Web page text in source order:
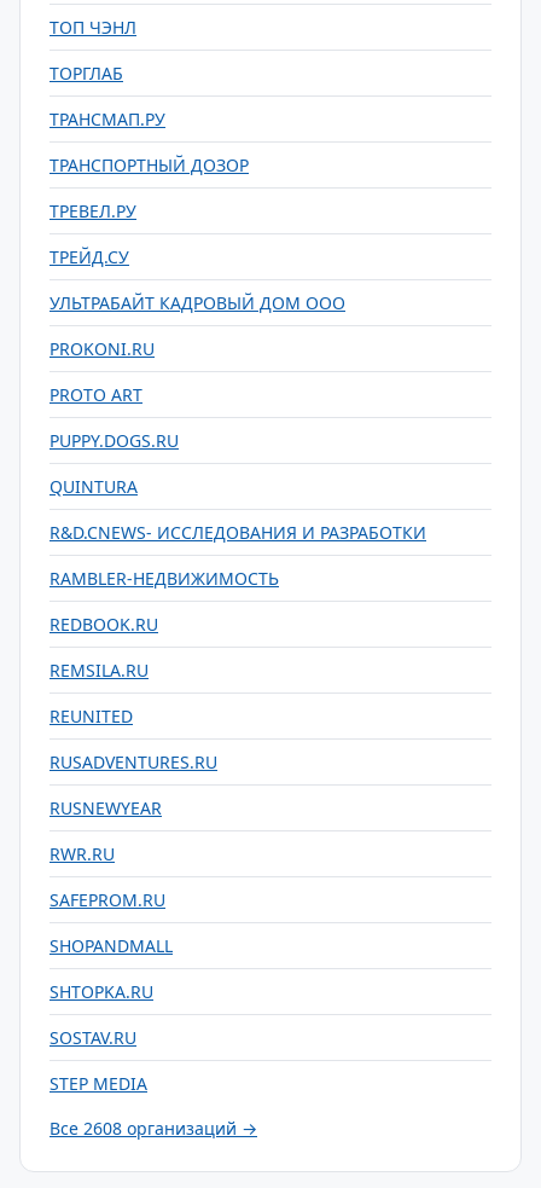
ТОП ЧЭНЛ
ТОРГЛАБ
ТРАНСМАП.РУ
ТРАНСПОРТНЫЙ ДОЗОР
ТРЕВЕЛ.РУ
ТРЕЙД.СУ
УЛЬТРАБАЙТ КАДРОВЫЙ ДОМ ООО
PROKONI.RU
PROTO ART
PUPPY.DOGS.RU
QUINTURA
R&D.CNEWS- ИССЛЕДОВАНИЯ И РАЗРАБОТКИ
RAMBLER-НЕДВИЖИМОСТЬ
REDBOOK.RU
REMSILA.RU
REUNITED
RUSADVENTURES.RU
RUSNEWYEAR
RWR.RU
SAFEPROM.RU
SHOPANDMALL
SHTOPKA.RU
SOSTAV.RU
STEP MEDIA
Все 2608 организаций →